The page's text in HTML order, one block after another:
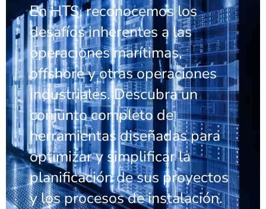
En HTS, reconocemos los
desafíos inherentes a las
operaciones marítimas,
offshore y otras operaciones
industriales. Descubra un
conjunto completo de
herramientas diseñadas para
optimizar y simplificar la
planificación de sus proyectos
y los procesos de instalación.